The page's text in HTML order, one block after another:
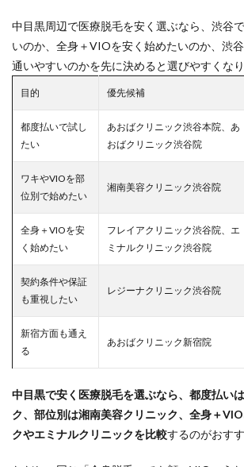
中目黒周辺で医療脱毛を安く選ぶなら、渋谷
いのか、全身＋VIOを安く始めたいのか、渋
通いやすいのかを先に決めると選びやすくなり
目的 優先候補
都度払いで試し
たい
あおばクリニック渋谷本院、あ
おばクリニック渋谷院
ワキやVIOを部
位別で始めたい
湘南美容クリニック渋谷院
全身＋VIOを安
く始めたい
フレイアクリニック渋谷院、エ
ミナルクリニック渋谷院
契約条件や保証
も重視したい
レジーナクリニック渋谷院
新宿方面も通え
る
あおばクリニック新宿院
中目黒で安く医療脱毛を選ぶなら、都度払い
ク、部位別は湘南美容クリニック、全身＋
クやエミナルクリニックを比較するのがおすす